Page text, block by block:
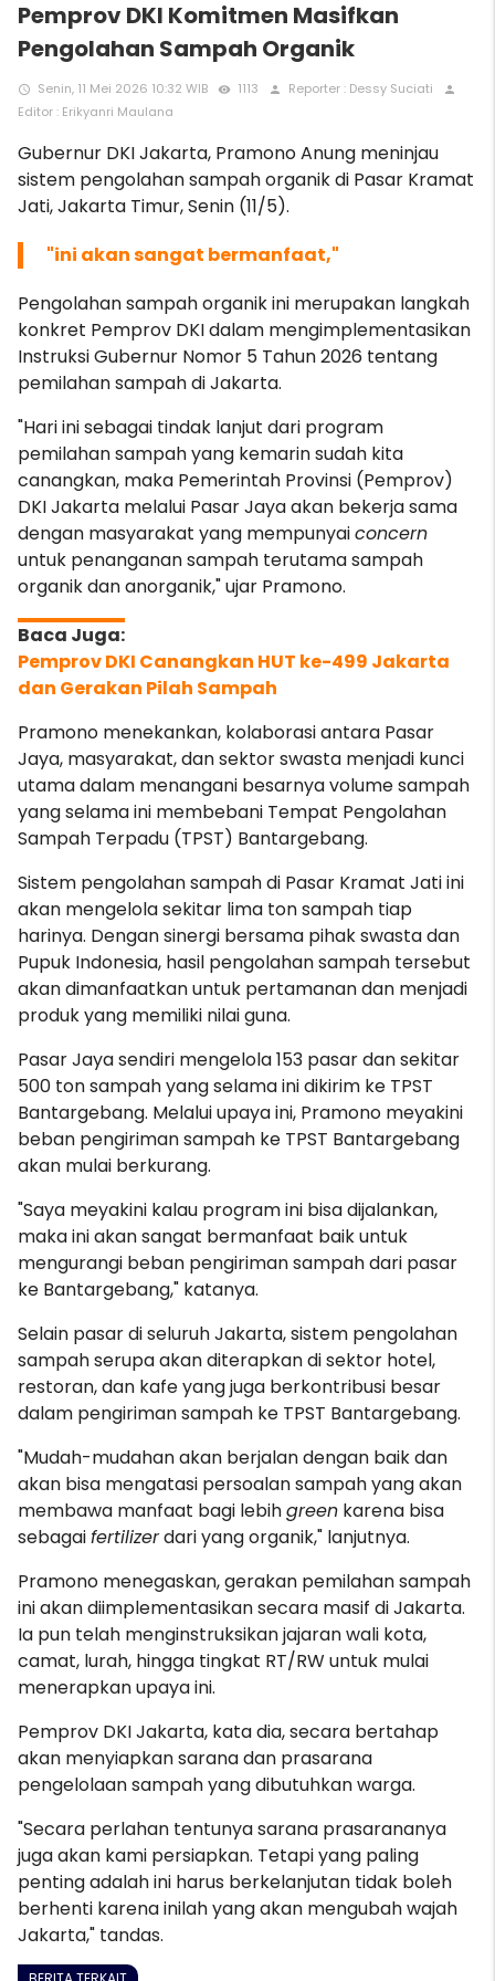
Pemprov DKI Komitmen Masifkan
Pengolahan Sampah Organik
access_time Senin, 11 Mei 2026 10:32 WIB remove_red_eye 1113 person Reporter : Dessy Suciati person
Editor : Erikyanri Maulana
Gubernur DKI Jakarta, Pramono Anung meninjau
sistem pengolahan sampah organik di Pasar Kramat
Jati, Jakarta Timur, Senin (11/5).
"ini akan sangat bermanfaat,"
Pengolahan sampah organik ini merupakan langkah
konkret Pemprov DKI dalam mengimplementasikan
Instruksi Gubernur Nomor 5 Tahun 2026 tentang
pemilahan sampah di Jakarta.
"Hari ini sebagai tindak lanjut dari program
pemilahan sampah yang kemarin sudah kita
canangkan, maka Pemerintah Provinsi (Pemprov)
DKI Jakarta melalui Pasar Jaya akan bekerja sama
dengan masyarakat yang mempunyaiconcern
untuk penanganan sampah terutama sampah
organik dan anorganik," ujar Pramono.
Pemprov DKI Canangkan HUT ke-499 Jakarta
dan Gerakan Pilah Sampah
Pramono menekankan, kolaborasi antara Pasar
Jaya, masyarakat, dan sektor swasta menjadi kunci
utama dalam menangani besarnya volume sampah
yang selama ini membebani Tempat Pengolahan
Sampah Terpadu (TPST) Bantargebang.
Sistem pengolahan sampah di Pasar Kramat Jati ini
akan mengelola sekitar lima ton sampah tiap
harinya. Dengan sinergi bersama pihak swasta dan
Pupuk Indonesia, hasil pengolahan sampah tersebut
akan dimanfaatkan untuk pertamanan dan menjadi
produk yang memiliki nilai guna.
Pasar Jaya sendiri mengelola 153 pasar dan sekitar
500 ton sampah yang selama ini dikirim ke TPST
Bantargebang. Melalui upaya ini, Pramono meyakini
beban pengiriman sampah ke TPST Bantargebang
akan mulai berkurang.
"Saya meyakini kalau program ini bisa dijalankan,
maka ini akan sangat bermanfaat baik untuk
mengurangi beban pengiriman sampah dari pasar
ke Bantargebang," katanya.
Selain pasar di seluruh Jakarta, sistem pengolahan
sampah serupa akan diterapkan di sektor hotel,
restoran, dan kafe yang juga berkontribusi besar
dalam pengiriman sampah ke TPST Bantargebang.
"Mudah-mudahan akan berjalan dengan baik dan
akan bisa mengatasi persoalan sampah yang akan
membawa manfaat bagi lebihgreen karena bisa
sebagaifertilizerdari yang organik," lanjutnya.
Pramono menegaskan, gerakan pemilahan sampah
ini akan diimplementasikan secara masif di Jakarta.
Ia pun telah menginstruksikan jajaran wali kota,
camat, lurah, hingga tingkat RT/RW untuk mulai
menerapkan upaya ini.
Pemprov DKI Jakarta, kata dia, secara bertahap
akan menyiapkan sarana dan prasarana
pengelolaan sampah yang dibutuhkan warga.
"Secara perlahan tentunya sarana prasarananya
juga akan kami persiapkan. Tetapi yang paling
penting adalah ini harus berkelanjutan tidak boleh
berhenti karena inilah yang akan mengubah wajah
Jakarta," tandas.